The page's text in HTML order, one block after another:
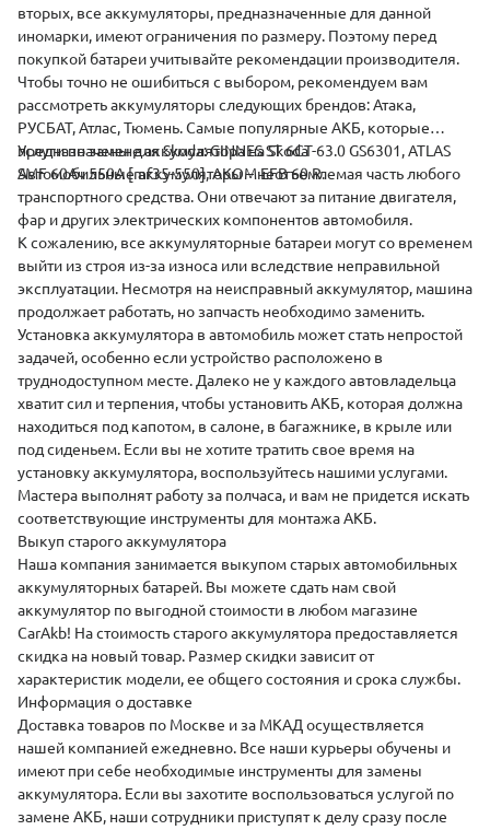
вторых, все аккумуляторы, предназначенные для данной
иномарки, имеют ограничения по размеру. Поэтому перед
покупкой батареи учитывайте рекомендации производителя.
Чтобы точно не ошибиться с выбором, рекомендуем вам
рассмотреть аккумуляторы следующих брендов: Атака,
РУСБАТ, Атлас,Тюмень. Самые популярные АКБ, которые
предназначены для Skoda:GINNESST 6CT-63.0 GS6301,ATLAS
SMF 60Ач 550A [mf35-550],АКОМEFB 60 R.
Услуги по замене аккумулятора на Skoda
Автомобильные аккумуляторы – неотъемлемая часть любого
транспортного средства. Они отвечают за питание двигателя,
фар и других электрических компонентов автомобиля.
К сожалению, все аккумуляторные батареи могут со временем
выйти из строя из-за износа или вследствие неправильной
эксплуатации. Несмотря на неисправный аккумулятор, машина
продолжает работать, но запчасть необходимо заменить.
Установка аккумулятора в автомобиль может стать непростой
задачей, особенно если устройство расположено в
труднодоступном месте. Далеко не у каждого автовладельца
хватит сил и терпения, чтобы установить АКБ, которая должна
находиться под капотом, в салоне, в багажнике, в крыле или
под сиденьем. Если вы не хотите тратить свое время на
установку аккумулятора, воспользуйтесь нашими услугами.
Мастера выполнят работу за полчаса, и вам не придется искать
соответствующие инструменты для монтажа АКБ.
Выкуп старого аккумулятора
Наша компания занимается выкупомстарых автомобильных
аккумуляторных батарей. Вы можете сдать нам свой
аккумулятор по выгодной стоимости в любом магазине
CarAkb! На стоимость старого аккумулятора предоставляется
скидка на новый товар. Размер скидки зависит от
характеристик модели, ее общего состояния и срока службы.
Информация о доставке
Доставкатоваров по Москве и за МКАД осуществляется
нашей компанией ежедневно. Все наши курьеры обучены и
имеют при себе необходимые инструменты для замены
аккумулятора. Если вы захотите воспользоваться услугой по
замене АКБ, наши сотрудники приступят к делу сразу после